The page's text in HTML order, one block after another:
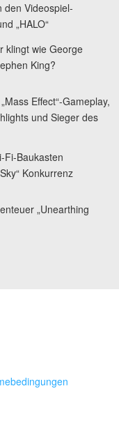
den Videospiel-
„HALO“
klingt wie George
King?
„Mass Effect“-Gameplay,
und Sieger des
Fi-Baukasten
Konkurrenz
„Unearthing